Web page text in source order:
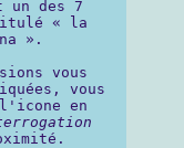
des 7
« la
».
vous
vous
en